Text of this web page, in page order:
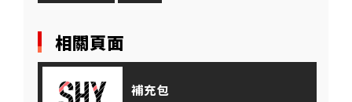
相關頁面
補充包